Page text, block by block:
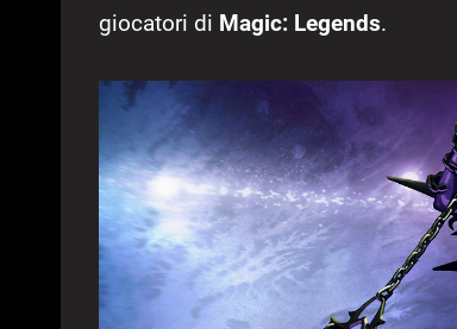
giocatori di Magic: Legends.